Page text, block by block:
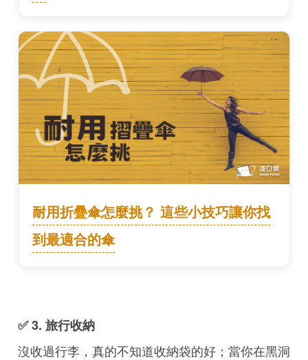
耐用折疊傘怎麼挑？ 這些小技巧讓你找
到最適合的傘
✅ 3. 旅行收納
沒收過行李，真的不知道收納袋的好；當你在黑洞